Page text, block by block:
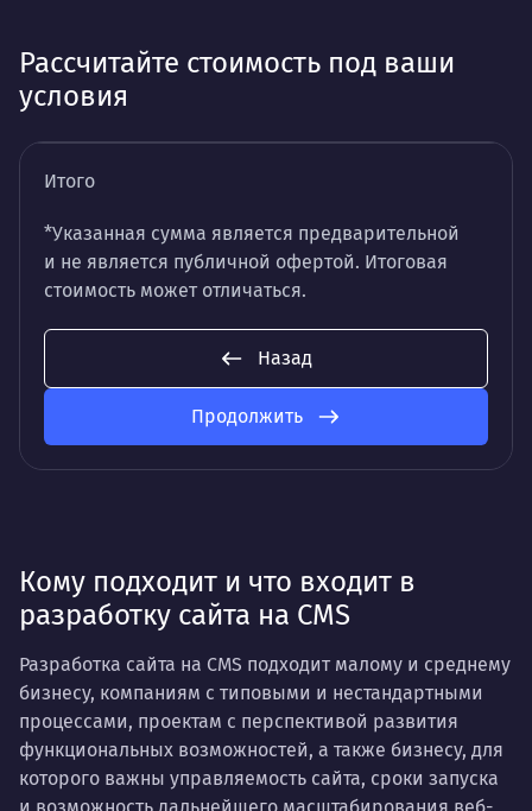
Рассчитайте стоимость под ваши
условия
Итого
*Указанная сумма является предварительной
и не является публичной офертой. Итоговая
стоимость может отличаться.
Назад
Продолжить
Кому подходит и что входит в
разработку сайта на CMS
Разработка сайта на CMS подходит малому и среднему
бизнесу, компаниям с типовыми и нестандартными
процессами, проектам с перспективой развития
функциональных возможностей, а также бизнесу, для
которого важны управляемость сайта, сроки запуска
и возможность дальнейшего масштабирования веб-